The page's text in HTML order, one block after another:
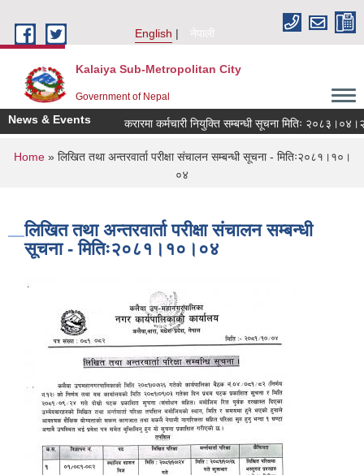
English
नेपाली
Kalaiya Sub-Metropolitan City
Government of Nepal
News & Events करारमा कर्मचारी नियुक्ति सम्बन्धी सूचना मितिः २०८३।०४।२१
You are here
Home» लिखित तथा अन्तरवार्ता परीक्षा संचालन सम्बन्धी सूचना - मितिः२०८१।१०।
०४
लिखित तथा अन्तरवार्ता परीक्षा संचालन सम्बन्धी
सूचना - मितिः२०८१।१०।०४